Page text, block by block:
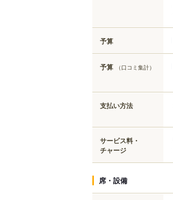
予算
予算 （口コミ集計）
支払い方法
サービス料・
チャージ
席・設備